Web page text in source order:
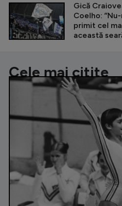
Gică
Coelho:
primit cel
această
Cele mai citite